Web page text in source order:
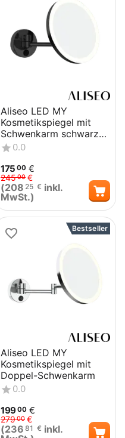
Aliseo LED MY
Kosmetikspiegel mit
Schwenkarm schwarz
matt
0.0
175 00 €
24500 €
(208 25 € inkl.
MwSt.)
Bestseller
Aliseo LED MY
Kosmetikspiegel mit
Doppel-Schwenkarm
0.0
19900 €
27900 €
(236 81 € inkl.